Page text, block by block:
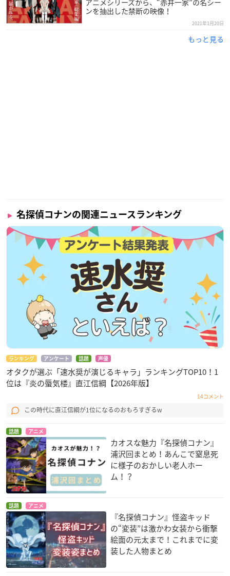
アニメシリーズから、“赤井一家”の名シー
ンを抽出した禁断の映像！
2021年1月20日
もっと見る
名探偵コナンの関連ニュースランキング
ランキング アンケート 話題 声優
オタクが選ぶ「速水奨が演じるキャラ」ランキングTOP10！1
位は『炎の蜃気楼』直江信綱【2026年版】
14コメント
この時代に直江信綱が1位になるのおもろすぎるw
話題 アニメ
カオスな魅力『名探偵コナン』
浦沢回まとめ！あんこで窒息死
に様子のおかしい老人ホー
ム！？
話題 アニメ
『名探偵コナン』怪盗キッド
の“変装”は激かわ女装から衝撃
絵面の元太まで！これまでに変
装した人物まとめ